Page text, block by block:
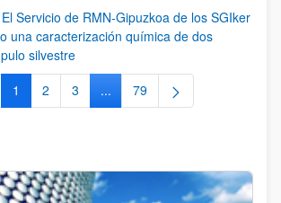
Servicio de RMN-Gipuzkoa de los SGIker
una caracterización química de dos
silvestre
Página
1 Página
2 Página
3 ...Páginas intermedias Use TAB
Página
79